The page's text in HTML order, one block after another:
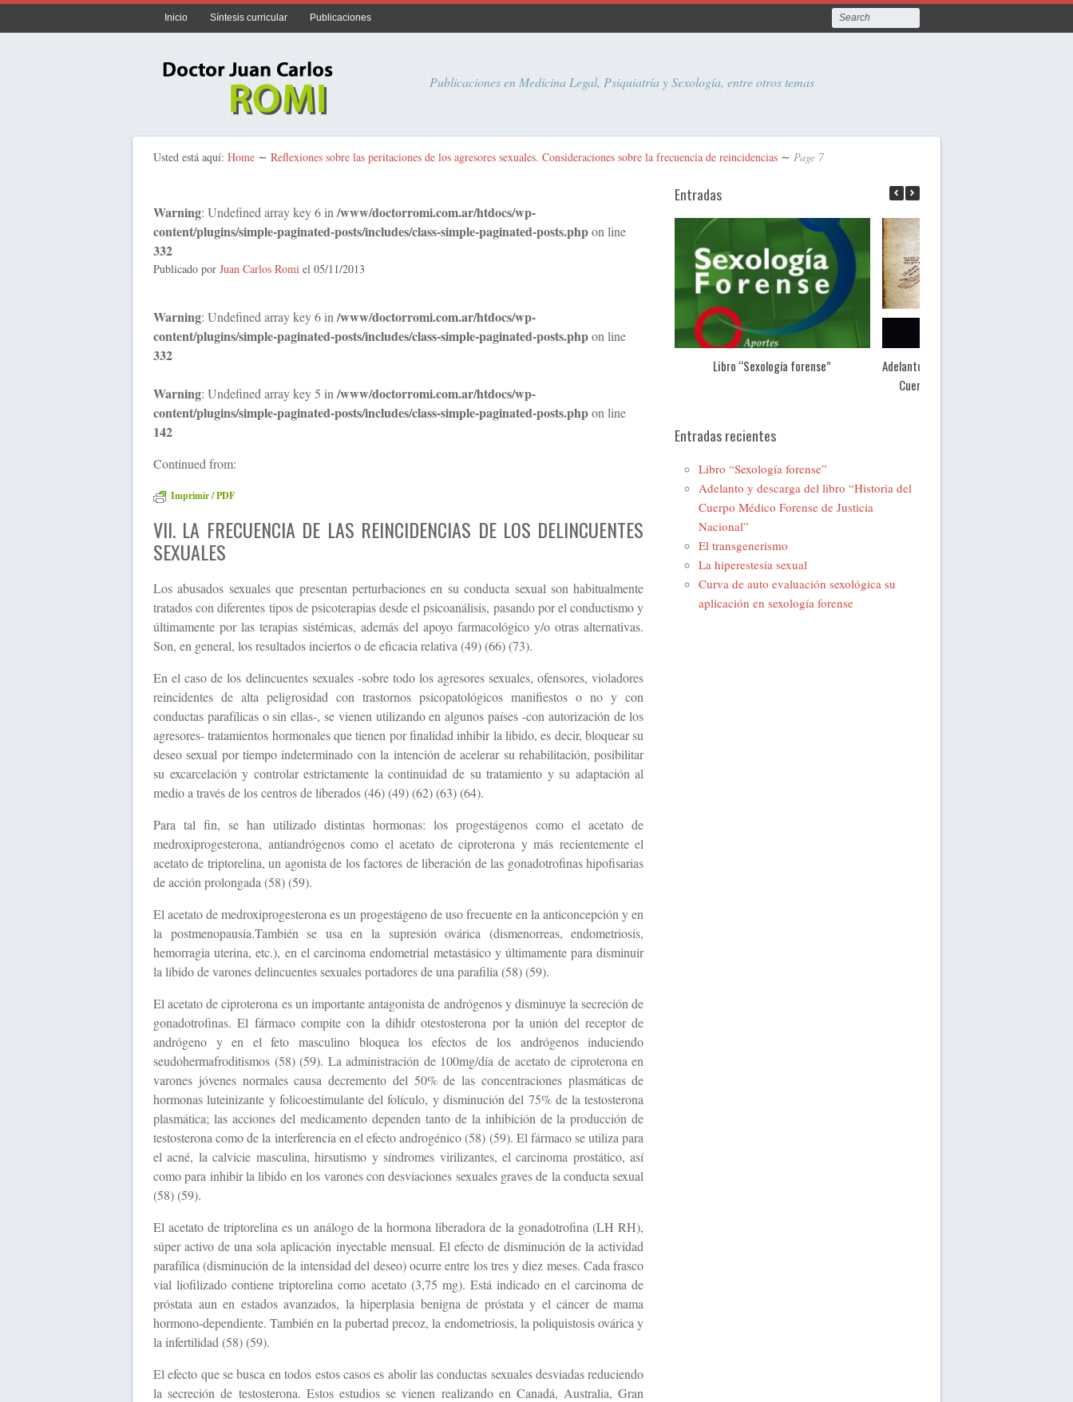
Inicio Síntesis curricular Publicaciones
Publicaciones en Medicina Legal, Psiquiatría y Sexología, entre otros temas
Usted está aquí: Home ∼ Reflexiones sobre las peritaciones de los agresores sexuales. Consideraciones sobre la frecuencia de reincidencias ∼ Page 7
Warning: Undefined array key 6 in /www/doctorromi.com.ar/htdocs/wp-
content/plugins/simple-paginated-posts/includes/class-simple-paginated-posts.phpon line
332
Publicado por Juan Carlos Romiel 05/11/2013
Warning: Undefined array key 6 in /www/doctorromi.com.ar/htdocs/wp-
content/plugins/simple-paginated-posts/includes/class-simple-paginated-posts.phpon line
332
Warning: Undefined array key 5 in /www/doctorromi.com.ar/htdocs/wp-
content/plugins/simple-paginated-posts/includes/class-simple-paginated-posts.phpon line
142
Continued from:
Imprimir / PDF
VII. LA FRECUENCIA DE LAS REINCIDENCIAS DE LOS DELINCUENTES
SEXUALES
Los abusados sexuales que presentan perturbaciones en su conducta sexual son habitualmente
tratados con diferentes tipos de psicoterapias desde el psicoanálisis, pasando por el conductismo y
últimamente por las terapias sistémicas, además del apoyo farmacológico y/o otras alternativas.
Son, en general, los resultados inciertos o de eficacia relativa (49) (66) (73).
En el caso de los delincuentes sexuales -sobre todo los agresores sexuales, ofensores, violadores
reincidentes de alta peligrosidad con trastornos psicopatológicos manifiestos o no y con
conductas parafílicas o sin ellas-, se vienen utilizando en algunos países -con autorización de los
agresores- tratamientos hormonales que tienen por finalidad inhibir la libido, es decir, bloquear su
deseo sexual por tiempo indeterminado con la intención de acelerar su rehabilitación, posibilitar
su excarcelación y controlar estrictamente la continuidad de su tratamiento y su adaptación al
medio a través de los centros de liberados (46) (49) (62) (63) (64).
Para tal fin, se han utilizado distintas hormonas: los progestágenos como el acetato de
medroxiprogesterona, antiandrógenos como el acetato de ciproterona y más recientemente el
acetato de triptorelina, un agonista de los factores de liberación de las gonadotrofinas hipofisarias
de acción prolongada (58) (59).
El acetato de medroxiprogesterona es un progestágeno de uso frecuente en la anticoncepción y en
la postmenopausia.También se usa en la supresión ovárica (dismenorreas, endometriosis,
hemorragia uterina, etc.), en el carcinoma endometrial metastásico y últimamente para disminuir
la libido de varones delincuentes sexuales portadores de una parafilia (58) (59).
El acetato de ciproterona es un importante antagonista de andrógenos y disminuye la secreción de
gonadotrofinas. El fármaco compite con la dihidr otestosterona por la unión del receptor de
andrógeno y en el feto masculino bloquea los efectos de los andrógenos induciendo
seudohermafroditismos (58) (59). La administración de 100mg/día de acetato de ciproterona en
varones jóvenes normales causa decremento del 50% de las concentraciones plasmáticas de
hormonas luteinizante y folicoestimulante del folículo, y disminución del 75% de la testosterona
plasmática; las acciones del medicamento dependen tanto de la inhibición de la producción de
testosterona como de la interferencia en el efecto androgénico (58) (59). El fármaco se utiliza para
el acné, la calvicie masculina, hirsutismo y síndromes virilizantes, el carcinoma prostático, así
como para inhibir la libido en los varones con desviaciones sexuales graves de la conducta sexual
(58) (59).
El acetato de triptorelina es un análogo de la hormona liberadora de la gonadotrofina (LH RH),
súper activo de una sola aplicación inyectable mensual. El efecto de disminución de la actividad
parafílica (disminución de la intensidad del deseo) ocurre entre los tres y diez meses. Cada frasco
vial liofilizado contiene triptorelina como acetato (3,75 mg). Está indicado en el carcinoma de
próstata aun en estados avanzados, la hiperplasia benigna de próstata y el cáncer de mama
hormono-dependiente. También en la pubertad precoz, la endometriosis, la poliquistosis ovárica y
la infertilidad (58) (59).
El efecto que se busca en todos estos casos es abolir las conductas sexuales desviadas reduciendo
la secreción de testosterona. Estos estudios se vienen realizando en Canadá, Australia, Gran
Entradas
Libro “Sexología forense”
Adelanto y descarga del libro “Historia
Cuerpo Médico Forense de Justicia
Entradas recientes
Libro “Sexología forense”
Adelanto y descarga del libro “Historia del
Cuerpo Médico Forense de Justicia
Nacional”
El transgenerismo
La hiperestesia sexual
Curva de auto evaluación sexológica su
aplicación en sexología forense